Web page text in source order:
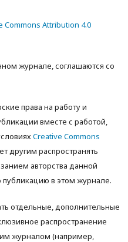
Commons Attribution 4.0
журнале, соглашаются со
права на работу и
вместе с работой,
Creative Commons
другим распространять
авторства данной
в этом журнале.
отдельные, дополнительные
распространение
журналом (например,